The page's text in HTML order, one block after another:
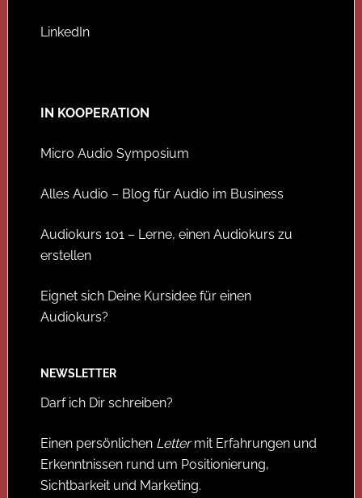
LinkedIn
IN KOOPERATION
Micro Audio Symposium
Alles Audio – Blog für Audio im Business
Audiokurs 101 – Lerne, einen Audiokurs zu
erstellen
Eignet sich Deine Kursidee für einen
Audiokurs?
NEWSLETTER
Darf ich Dir schreiben?
Einen persönlichen Lettermit Erfahrungen und
Erkenntnissen rund um Positionierung,
Sichtbarkeit und Marketing.